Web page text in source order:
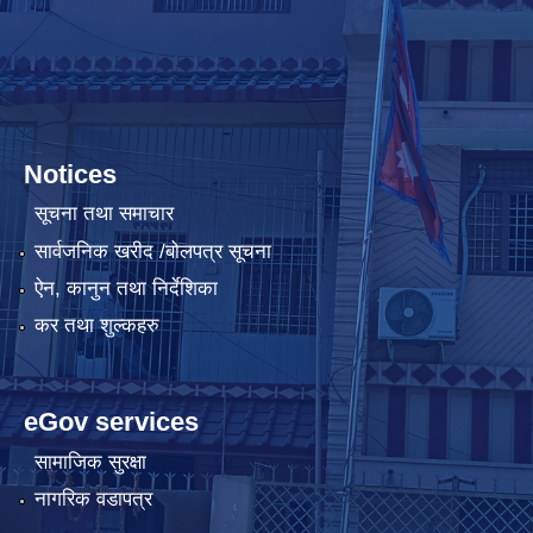
Notices
सूचना तथा समाचार
सार्वजनिक खरीद /बोलपत्र सूचना
ऐन, कानुन तथा निर्देशिका
कर तथा शुल्कहरु
eGov services
सामाजिक सुरक्षा
नागरिक वडापत्र